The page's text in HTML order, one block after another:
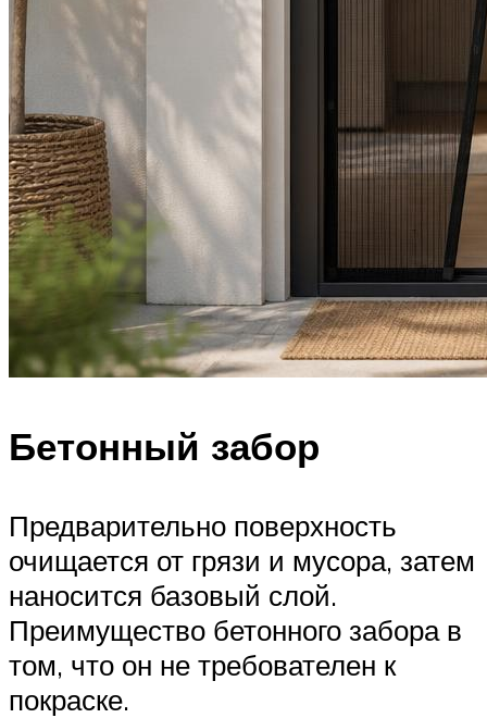
Бетонный забор
Предварительно поверхность
очищается от грязи и мусора, затем
наносится базовый слой.
Преимущество бетонного забора в
том, что он не требователен к
покраске.